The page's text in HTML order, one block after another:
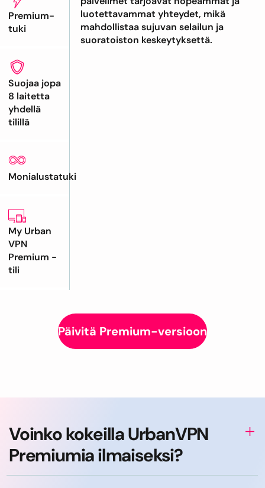
Premium-
tuki
Suojaa jopa
8 laitetta
yhdellä
tilillä
Monialustatuki
My Urban
VPN
Premium -
tili
luotettavammat yhteydet, mikä
mahdollistaa sujuvan selailun ja
suoratoiston keskeytyksettä.
Päivitä Premium-versioon
Voinko kokeilla UrbanVPN
Premiumia ilmaiseksi?